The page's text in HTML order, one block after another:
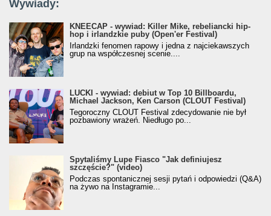
Wywiady:
KNEECAP - wywiad: Killer Mike, rebeliancki hip-
hop i irlandzkie puby (Open'er Festival)
Irlandzki fenomen rapowy i jedna z najciekawszych
grup na współczesnej scenie....
LUCKI - wywiad: debiut w Top 10 Billboardu,
Michael Jackson, Ken Carson (CLOUT Festival)
Tegoroczny CLOUT Festival zdecydowanie nie był
pozbawiony wrażeń. Niedługo po...
Spytaliśmy Lupe Fiasco "Jak definiujesz
szczęście?" (video)
Podczas spontanicznej sesji pytań i odpowiedzi (Q&A)
na żywo na Instagramie...